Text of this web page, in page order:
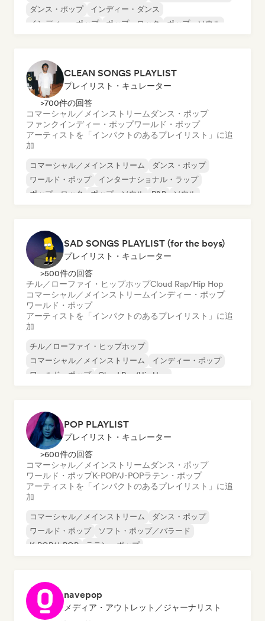
ダンス・ポップ
インディー・ダンス
インディー・ポップ
ポップ・ロック
ポップ・ソウル
CLEAN SONGS PLAYLIST
プレイリスト・キュレーター
>700件の回答
コマーシャル／メインストリーム ダンス・ポップ
ファンクインディー・ポップワールド・ポップ
アーティストを「インパクトのあるプレイリスト」に追
加
コマーシャル／メインストリーム
ダンス・ポップ
ワールド・ポップ
インターナショナル・ラップ
ポップ・ロック
ポップ・ソウル R&B ソウル
SAD SONGS PLAYLIST (for the boys)
プレイリスト・キュレーター
>500件の回答
チル／ローファイ・ヒップホップCloud Rap/Hip Hop
コマーシャル／メインストリームインディー・ポップ
ワールド・ポップ
アーティストを「インパクトのあるプレイリスト」に追
加
チル／ローファイ・ヒップホップ
コマーシャル／メインストリーム
インディー・ポップ
ワールド・ポップ
Cloud Rap/Hip Hop
POP PLAYLIST
プレイリスト・キュレーター
>600件の回答
コマーシャル／メインストリーム ダンス・ポップ
ワールド・ポップK-POP/J-POPラテン・ポップ
アーティストを「インパクトのあるプレイリスト」に追
加
コマーシャル／メインストリーム
ダンス・ポップ
ワールド・ポップ
ソフト・ポップ／バラード
K-POP/J-POP
ラテン・ポップ
navepop
メディア・アウトレット／ジャーナリスト